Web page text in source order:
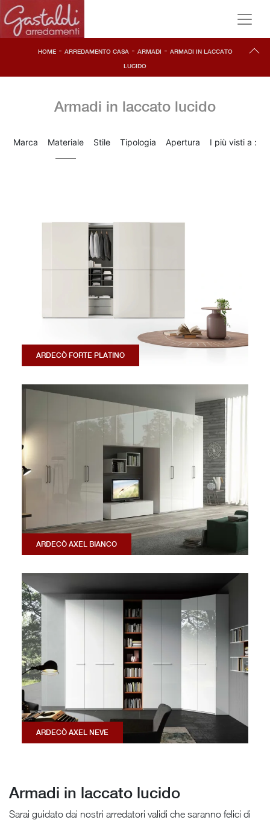
HOME- ARREDAMENTO CASA- ARMADI - ARMADI IN LACCATO
LUCIDO
Armadi in laccato lucido
Marca Materiale Stile Tipologia Apertura I più visti a :
ARDECÒ FORTE PLATINO
ARDECÒ AXEL BIANCO
ARDECÒ AXEL NEVE
Armadi in laccato lucido
Sarai guidato dai nostri arredatori validi che saranno felici di